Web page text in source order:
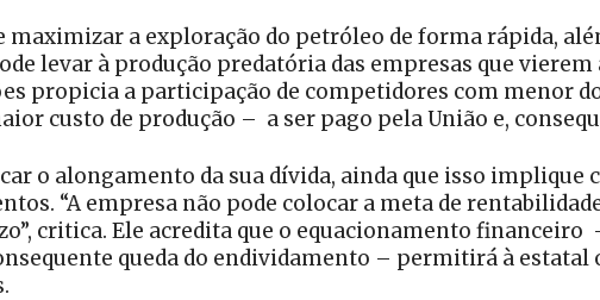
maximizar a exploração do petróleo de forma rápida,
levar à produção predatória das empresas que vierem
propicia a participação de competidores com menor
custo de produção – a ser pago pela União e,
o alongamento da sua dívida, ainda que isso implique
“A empresa não pode colocar a meta de
critica. Ele acredita que o equacionamento
queda do endividamento – permitirá à estatal